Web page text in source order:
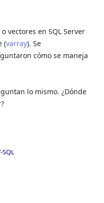
vectores en SQL Server
(varray). Se
cómo se maneja
lo mismo. ¿Dónde
SQL